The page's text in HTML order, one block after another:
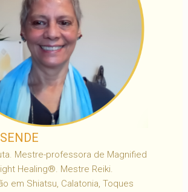
Mestre-professora de Magnified
Healing®. Mestre Reiki.
em Shiatsu, Calatonia, Toques